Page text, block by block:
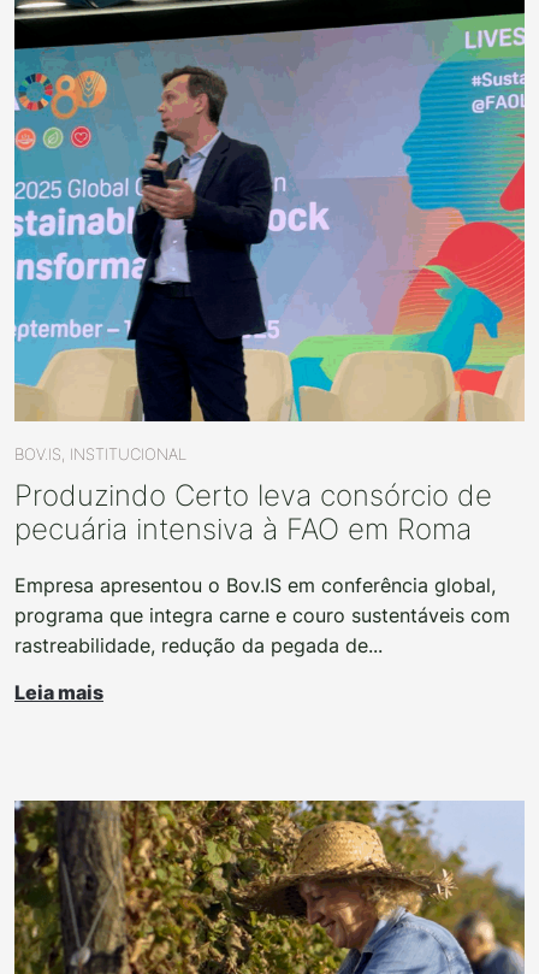
BOV.IS, INSTITUCIONAL
Produzindo Certo leva consórcio de
pecuária intensiva à FAO em Roma
Empresa apresentou o Bov.IS em conferência global,
programa que integra carne e couro sustentáveis com
rastreabilidade, redução da pegada de...
Leia mais